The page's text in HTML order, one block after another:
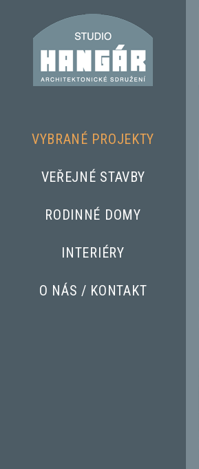
VYBRANÉ PROJEKTY
VEŘEJNÉ STAVBY
RODINNÉ DOMY
INTERIÉRY
O NÁS / KONTAKT